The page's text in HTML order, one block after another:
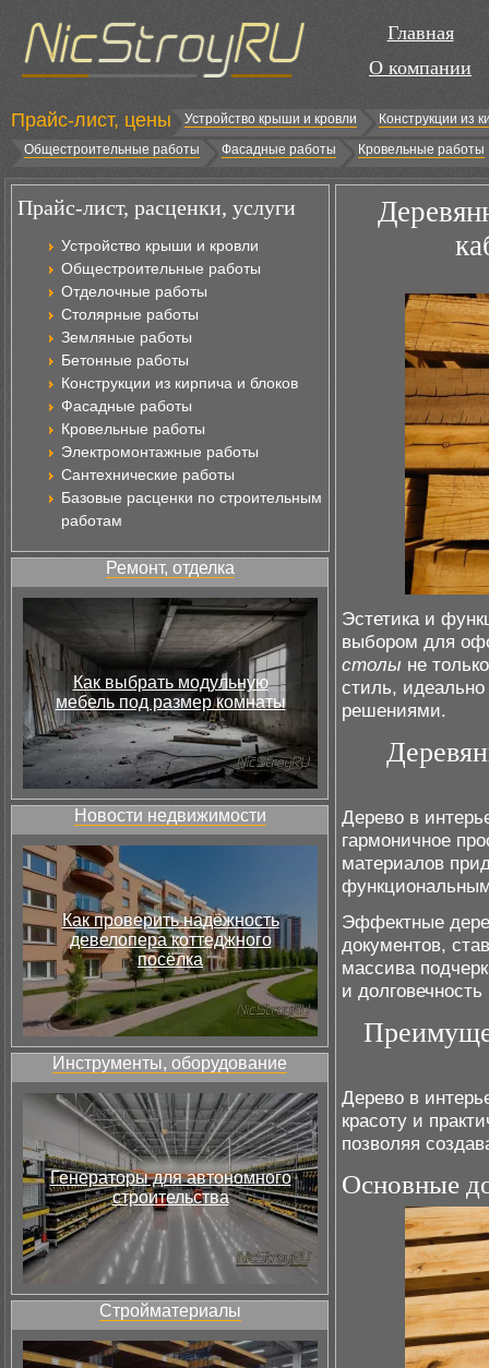
Главная
О компании
Прайс-лист, цены Устройство крыши и кровли
Конструкции из
Общестроительные работы
Фасадные работы Кровельные работы
Прайс-лист, расценки, услуги
Устройство крыши и кровли
Общестроительные работы
Отделочные работы
Столярные работы
Земляные работы
Бетонные работы
Конструкции из кирпича и блоков
Фасадные работы
Кровельные работы
Электромонтажные работы
Сантехнические работы
Базовые расценки по строительным
работам
Ремонт, отделка
Как выбрать модульную
мебель под размер комнаты
Новости недвижимости
Как проверить надёжность
девелопера коттеджного
посёлка
Инструменты, оборудование
Генераторы для автономного
строительства
Стройматериалы
Эстетика и
выбором для
столы не
стиль,
решениями.
Дерево в
гармоничное
материалов
Эффектные
документов,
массива
и
Дерево в
красоту и
позволяя
Основные